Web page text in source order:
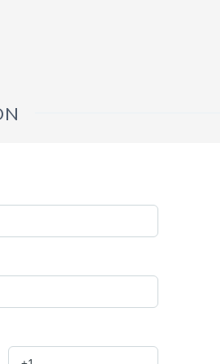
(03) terrasses, une (01) cuisine,